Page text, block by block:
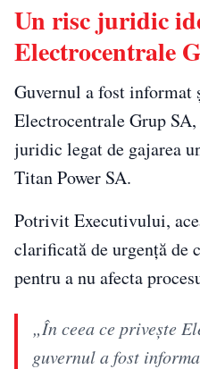
Un risc juridic
Electrocentrale
Guvernul a fost
Electrocentrale Grup
juridic legat de gajarea
Titan Power SA.
Potrivit Executivului,
clarificată de urgență
pentru a nu afecta
„În ceea ce priveşte
guvernul a fost